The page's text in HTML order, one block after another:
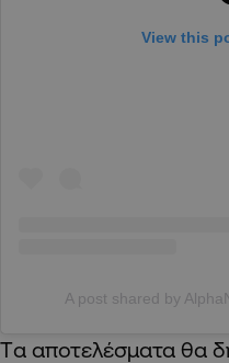
View this
A post shared by
Tα αποτελέσματα θα